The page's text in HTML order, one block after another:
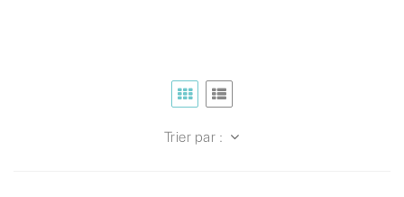
Trier par :